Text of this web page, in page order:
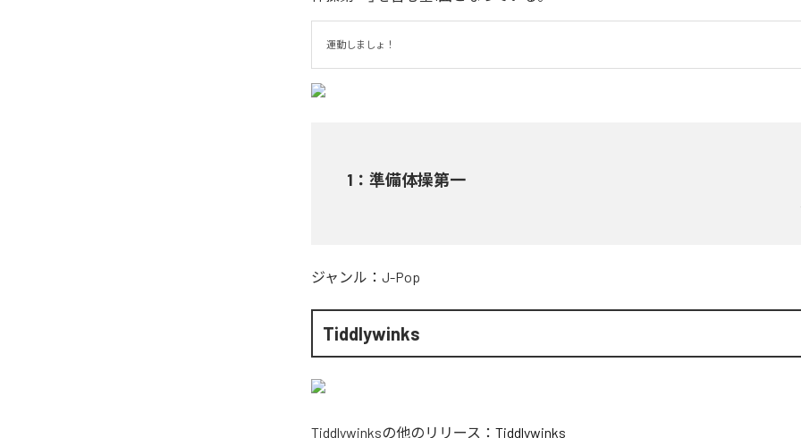
運動しましょ！
1 ： 準備体操第一
ジャンル： J-Pop
Tiddlywinks
Tiddlywinksの他のリリース： Tiddlywinks